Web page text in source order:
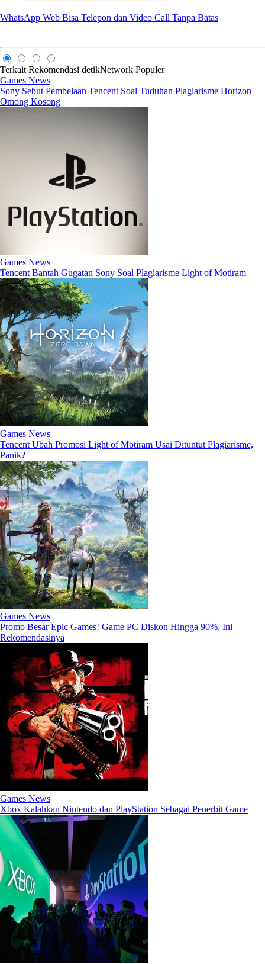
WhatsApp Web Bisa Telepon dan Video Call Tanpa Batas
Terkait Rekomendasi detikNetwork Populer
Games News
Sony Sebut Pembelaan Tencent Soal Tuduhan Plagiarisme Horizon
Omong Kosong
Games News
Tencent Bantah Gugatan Sony Soal Plagiarisme Light of Motiram
Games News
Tencent Ubah Promosi Light of Motiram Usai Dituntut Plagiarisme,
Panik?
Games News
Promo Besar Epic Games! Game PC Diskon Hingga 90%, Ini
Rekomendasinya
Games News
Xbox Kalahkan Nintendo dan PlayStation Sebagai Penerbit Game